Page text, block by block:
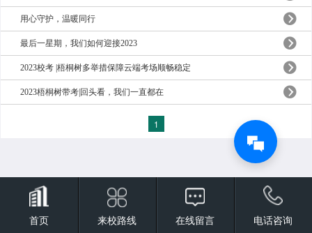
用心守护，温暖同行
最后一星期，我们如何迎接2023
2023校考 |梧桐树多举措保障云端考场顺畅稳定
2023梧桐树带考|回头看，我们一直都在
1
首页 来校路线 在线留言 电话咨询